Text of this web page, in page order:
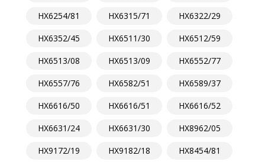
HX6254/81
HX6315/71
HX6322/29
HX6352/45
HX6511/30
HX6512/59
HX6513/08
HX6513/09
HX6552/77
HX6557/76
HX6582/51
HX6589/37
HX6616/50
HX6616/51
HX6616/52
HX6631/24
HX6631/30
HX8962/05
HX9172/19
HX9182/18
HX8454/81